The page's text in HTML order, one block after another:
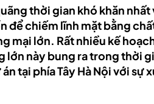
thời gian khó khăn
để chiếm lĩnh mặt bằng
mại lớn. Rất nhiều kế
lớn này bung ra trong thời
tại phía Tây Hà Nội với